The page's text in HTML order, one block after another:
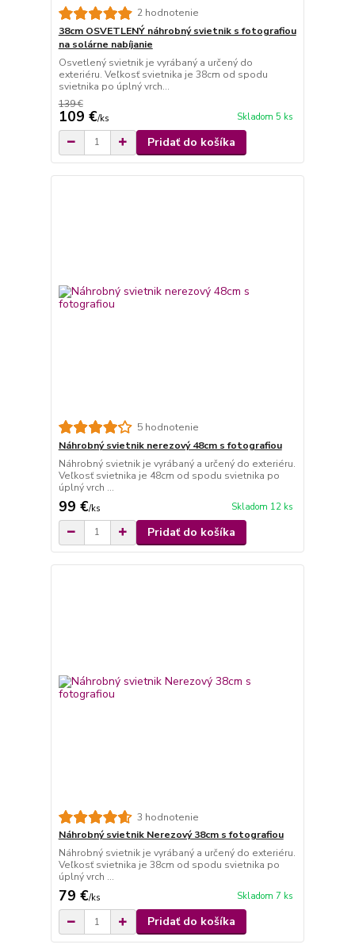
2 hodnotenie
38cm OSVETLENÝ náhrobný svietnik s fotografiou
na solárne nabíjanie
Osvetlený svietnik je vyrábaný a určený do
exteriéru. Veľkosť svietnika je 38cm od spodu
svietnika po úplný vrch...
139 €
109 €/ks Skladom 5 ks
Pridať do košíka
5 hodnotenie
Náhrobný svietnik nerezový 48cm s fotografiou
Náhrobný svietnik je vyrábaný a určený do exteriéru.
Veľkosť svietnika je 48cm od spodu svietnika po
úplný vrch ...
99 €/ks Skladom 12 ks
Pridať do košíka
3 hodnotenie
Náhrobný svietnik Nerezový 38cm s fotografiou
Náhrobný svietnik je vyrábaný a určený do exteriéru.
Veľkosť svietnika je 38cm od spodu svietnika po
úplný vrch ...
79 €/ks Skladom 7 ks
Pridať do košíka